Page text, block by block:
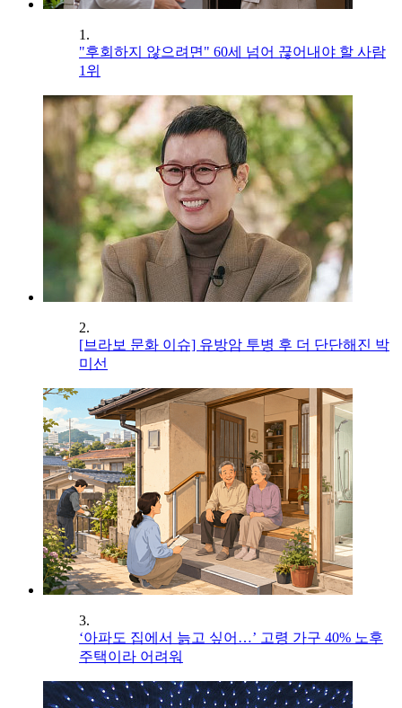
1.
"후회하지 않으려면" 60세 넘어 끊어내야 할 사람
1위
2.
[브라보 문화 이슈] 유방암 투병 후 더 단단해진 박
미선
3.
‘아파도 집에서 늙고 싶어…’ 고령 가구 40% 노후
주택이라 어려워